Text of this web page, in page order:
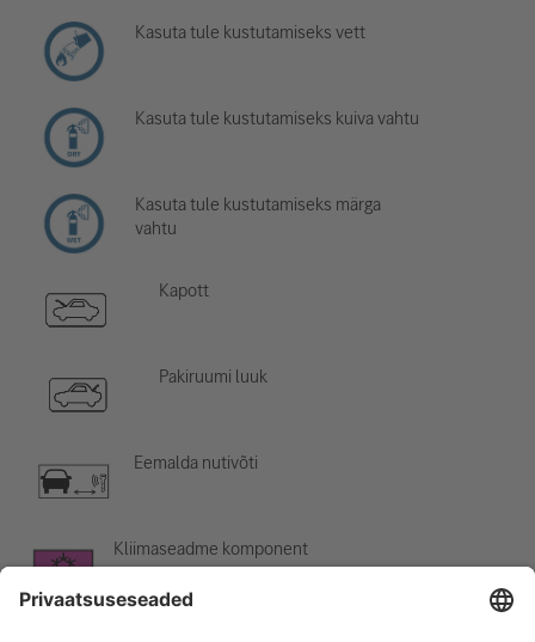
Kasuta tule kustutamiseks vett
Kasuta tule kustutamiseks kuiva vahtu
Kasuta tule kustutamiseks märga
vahtu
Kapott
Pakiruumi luuk
Eemalda nutivõti
Kliimaseadme komponent